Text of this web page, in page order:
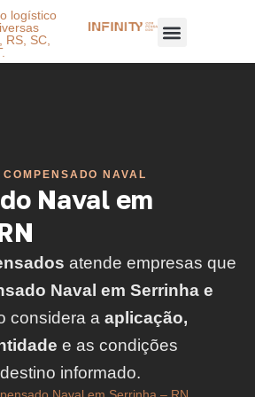
logístico
RS, SC,
NAVAL
Naval em
atende empresas que
Naval em Serrinha e
considera a aplicação,
e as condições
informado.